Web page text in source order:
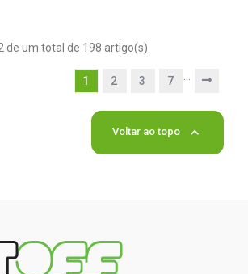
de um total de 198 artigo(s)
1 2 3 7
Voltar ao topo 